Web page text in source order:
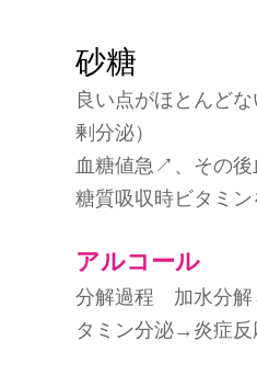
砂糖
良い点がほとんど
剰分泌）
血糖値急↗、その後
糖質吸収時ビタミ
アルコール
分解過程　加水分
タミン分泌→炎症反